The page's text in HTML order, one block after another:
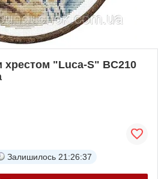
хрестом "Luca-S" BC210
Залишилось 21:26:36